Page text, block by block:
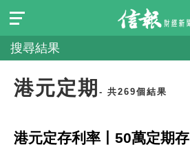
搜尋結果
港元定期 - 共269個結果
港元定存利率丨50萬定期存